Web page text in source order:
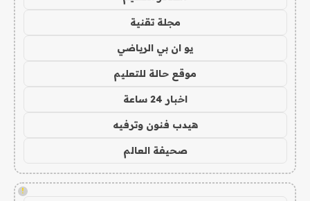
مجلة تقنية
يو ان بي الرياضي
موقع حالة للتعليم
اخبار 24 ساعة
هيدب فنون وترفيه
صحيفة العالم
!